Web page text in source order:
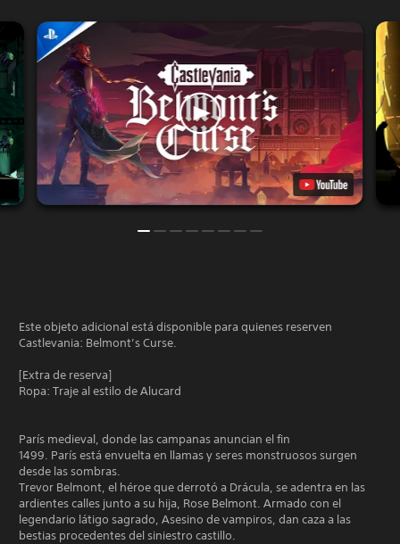
Este objeto adicional está disponible para quienes reserven
Castlevania: Belmont’s Curse.
[Extra de reserva]
Ropa: Traje al estilo de Alucard
París medieval, donde las campanas anuncian el fin
1499. París está envuelta en llamas y seres monstruosos surgen
desde las sombras.
Trevor Belmont, el héroe que derrotó a Drácula, se adentra en las
ardientes calles junto a su hija, Rose Belmont. Armado con el
legendario látigo sagrado, Asesino de vampiros, dan caza a las
bestias procedentes del siniestro castillo.